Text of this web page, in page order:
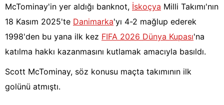
McTominay'in yer aldığı banknot, İskoçya Milli Takımı'nın
18 Kasım 2025'te Danimarka'yı 4-2 mağlup ederek
1998'den bu yana ilk kez FIFA 2026 Dünya Kupası'na
katılma hakkı kazanmasını kutlamak amacıyla basıldı.
Scott McTominay, söz konusu maçta takımının ilk
golünü atmıştı.